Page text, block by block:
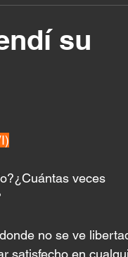
su
veces
no se ve
satisfecho en